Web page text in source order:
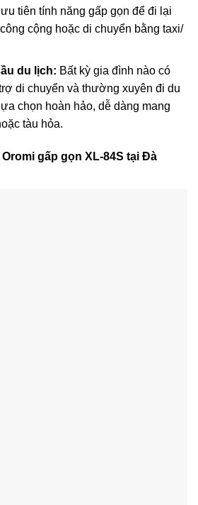
tiên tính năng gấp gọn để đi lại
cộng hoặc di chuyển bằng taxi/
du lịch: Bất kỳ gia đình nào có
di chuyển và thường xuyên đi du
chọn hoàn hảo, dễ dàng mang
tàu hỏa.
gấp gọn XL-84S tại Đà